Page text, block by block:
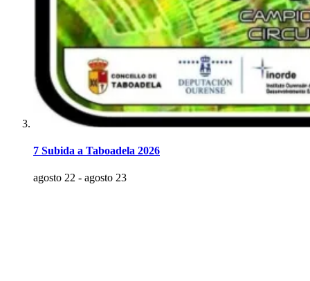
7 Subida a Taboadela 2026
agosto 22 - agosto 23